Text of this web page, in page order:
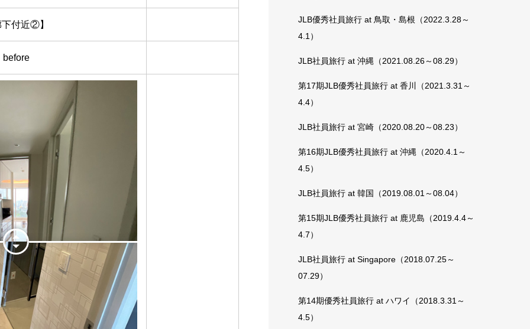
付近②】
before
JLB優秀社員旅行 at 鳥取・島根（2022.3.28～
4.1）
JLB社員旅行 at 沖縄（2021.08.26～08.29）
第17期JLB優秀社員旅行 at 香川（2021.3.31～
4.4）
JLB社員旅行 at 宮崎（2020.08.20～08.23）
第16期JLB優秀社員旅行 at 沖縄（2020.4.1～
4.5）
JLB社員旅行 at 韓国（2019.08.01～08.04）
第15期JLB優秀社員旅行 at 鹿児島（2019.4.4～
4.7）
JLB社員旅行 at Singapore（2018.07.25～
07.29）
第14期優秀社員旅行 at ハワイ（2018.3.31～
4.5）